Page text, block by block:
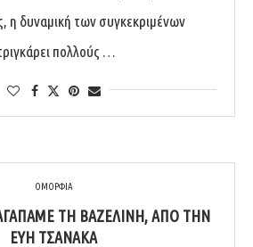
η δυναμική των συγκεκριμένων
πολλούς …
ΟΜΟΡΦΙΑ
ΤΗ ΒΑΖΕΛΊΝΗ, ΑΠΌ ΤΗΝ
ΕΎΗ ΤΣΑΝΆΚΑ